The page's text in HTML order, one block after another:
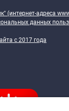
(интернет-адреса
данных
c 2017 года